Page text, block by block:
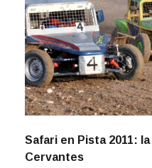
Safari en Pista 2011:
Cervantes